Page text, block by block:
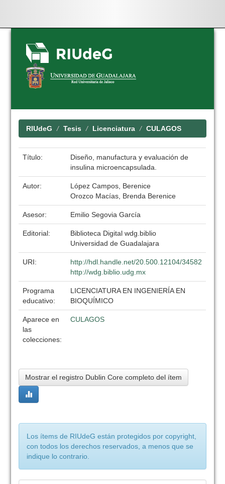
Skip
navigation
RIUdeG Tesis Licenciatura CULAGOS
Título:
Diseño, manufactura y evaluación de
insulina microencapsulada.
Autor:
López Campos, Berenice
Orozco Macías, Brenda Berenice
Asesor: Emilio Segovia García
Editorial:
Biblioteca Digital wdg.biblio
Universidad de Guadalajara
URI:
http://hdl.handle.net/20.500.12104/34582
http://wdg.biblio.udg.mx
Programa
educativo:
LICENCIATURA EN INGENIERÍA EN
BIOQUÍMICO
Aparece en
las
colecciones:
CULAGOS
Mostrar el registro Dublin Core completo del ítem
Los ítems de RIUdeG están protegidos por copyright,
con todos los derechos reservados, a menos que se
indique lo contrario.